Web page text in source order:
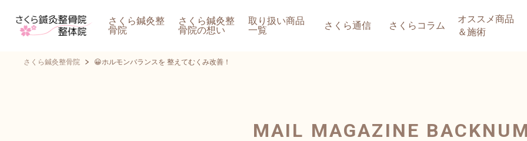
さくら鍼灸整
骨院
さくら鍼灸整
骨院の想い
取り扱い商品
一覧
さくら通信 さくらコラム
オススメ商品
＆施術
さくら鍼灸整骨院 😀ホルモンバランスを 整えてむくみ改善！
MAIL MAGAZINE